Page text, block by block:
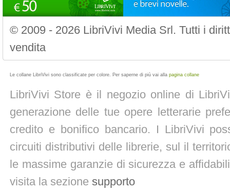
© 2009 - 2026 LibriVivi Media Srl. Tutti i
vendita
Le collane LibriVivi sono classificate per colore. Per saperne di più vai alla pagina collane
LibriVivi Store è il negozio online di
generazione delle tue opere letterarie
credito e bonifico bancario. I LibriVivi
circuiti distributivi delle librerie, sul il
le massime garanzie di sicurezza e
visita la sezione supporto